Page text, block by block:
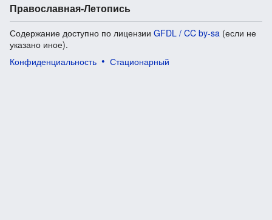
Православная-Летопись
Содержание доступно по лицензии GFDL / CC by-sa (если не
указано иное).
Конфиденциальность
Стационарный